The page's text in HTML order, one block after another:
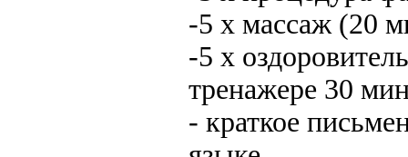
-5 х массаж (20
-5 х
тренажере 30
- краткое